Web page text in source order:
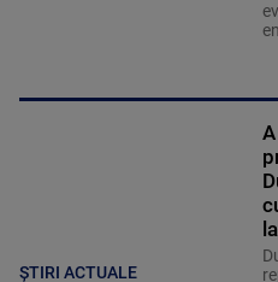
ȘTIRI ACTUALE